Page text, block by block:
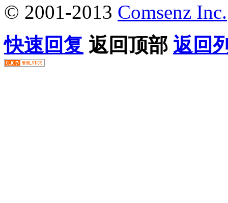
© 2001-2013 Comsenz Inc.
快速回复 返回顶部 返回